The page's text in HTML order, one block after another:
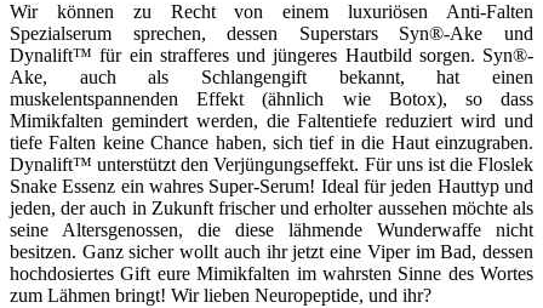
Wir können zu Recht von einem luxuriösen Anti-Falten
Spezialserum sprechen, dessen Superstars Syn®-Ake und
Dynalift™ für ein strafferes und jüngeres Hautbild sorgen. Syn®-
Ake, auch als Schlangengift bekannt, hat einen
muskelentspannenden Effekt (ähnlich wie Botox), so dass
Mimikfalten gemindert werden, die Faltentiefe reduziert wird und
tiefe Falten keine Chance haben, sich tief in die Haut einzugraben.
Dynalift™ unterstützt den Verjüngungseffekt. Für uns ist die Floslek
Snake Essenz ein wahres Super-Serum! Ideal für jeden Hauttyp und
jeden, der auch in Zukunft frischer und erholter aussehen möchte als
seine Altersgenossen, die diese lähmende Wunderwaffe nicht
besitzen. Ganz sicher wollt auch ihr jetzt eine Viper im Bad, dessen
hochdosiertes Gift eure Mimikfalten im wahrsten Sinne des Wortes
zum Lähmen bringt! Wir lieben Neuropeptide, und ihr?